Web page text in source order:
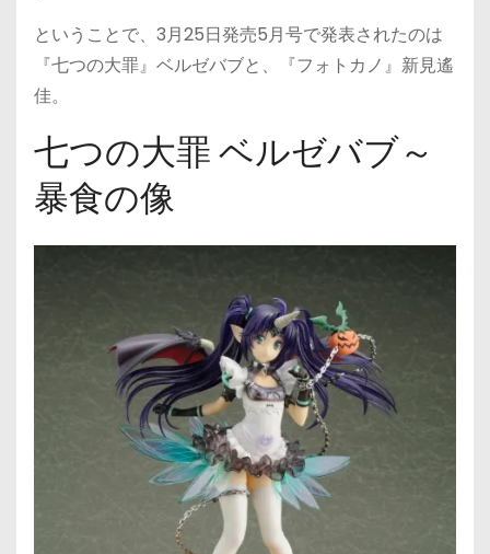
ということで、3月25日発売5月号で発表されたのは
『七つの大罪』ベルゼバブと、『フォトカノ』新見遙
佳。
七つの大罪 ベルゼバブ～
暴食の像